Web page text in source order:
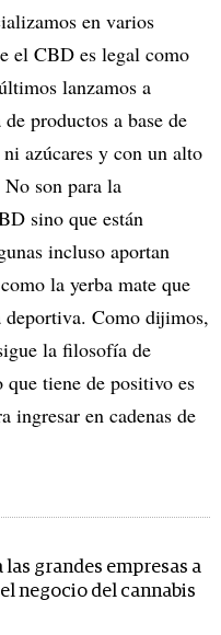
en varios
el CBD es legal como
lanzamos a
productos a base de
azúcares y con un alto
son para la
sino que están
incluso aportan
la yerba mate que
deportiva. Como dijimos,
la filosofía de
tiene de positivo es
ingresar en cadenas de
las grandes empresas a
negocio del cannabis